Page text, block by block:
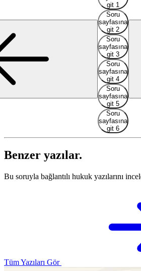
git 1
Soru
sayfasına
git 2
Soru
sayfasına
git 3
Soru
sayfasına
git 4
Soru
sayfasına
git 5
Soru
sayfasına
git 6
Benzer yazılar.
Bu soruyla bağlantılı hukuk yazılarını
Tüm Yazıları Gör